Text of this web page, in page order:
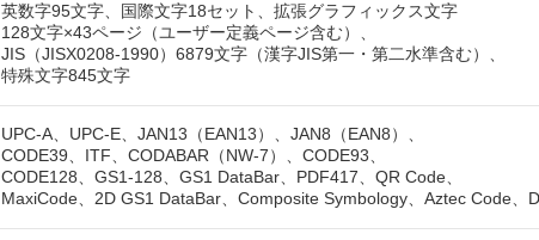
英数字95文字、国際文字18セット、拡張グラフィックス文字
128文字×43ページ（ユーザー定義ページ含む）、
JIS（JISX0208-1990）6879文字（漢字JIS第一・第二水準含む）、
特殊文字845文字
UPC-A、UPC-E、JAN13（EAN13）、JAN8（EAN8）、
CODE39、ITF、CODABAR（NW-7）、CODE93、
CODE128、GS1-128、GS1 DataBar、PDF417、QR Code、
MaxiCode、2D GS1 DataBar、Composite Symbology、Aztec Code、